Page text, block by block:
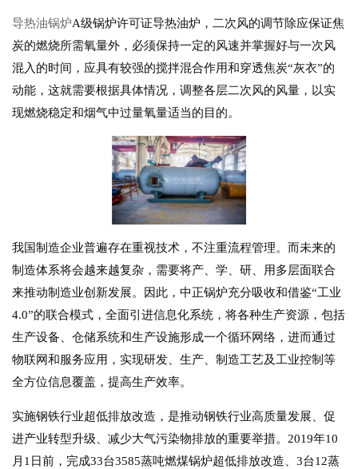
导热油锅炉A级锅炉许可证导热油炉，二次风的调节除应保证焦
炭的燃烧所需氧量外，必须保持一定的风速并掌握好与一次风
混入的时间，应具有较强的搅拌混合作用和穿透焦炭“灰衣”的
动能，这就需要根据具体情况，调整各层二次风的风量，以实
现燃烧稳定和烟气中过量氧量适当的目的。
我国制造企业普遍存在重视技术，不注重流程管理。而未来的
制造体系将会越来越复杂，需要将产、学、研、用多层面联合
来推动制造业创新发展。因此，中正锅炉充分吸收和借鉴“工业
4.0”的联合模式，全面引进信息化系统，将各种生产资源，包括
生产设备、仓储系统和生产设施形成一个循环网络，进而通过
物联网和服务应用，实现研发、生产、制造工艺及工业控制等
全方位信息覆盖，提高生产效率。
实施钢铁行业超低排放改造，是推动钢铁行业高质量发展、促
进产业转型升级、减少大气污染物排放的重要举措。2019年10
月1日前，完成33台3585蒸吨燃煤锅炉超低排放改造、3台12蒸